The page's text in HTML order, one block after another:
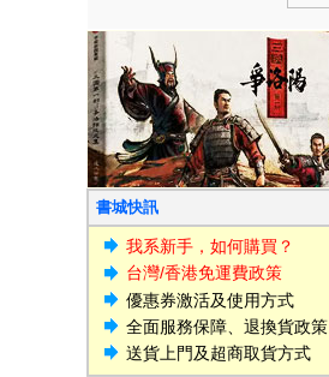
書城快訊
我系新手，如何購買？
台灣/香港免運費政策
優惠券激活及使用方式
全面服務保障、退換貨政策
送貨上門及超商取貨方式